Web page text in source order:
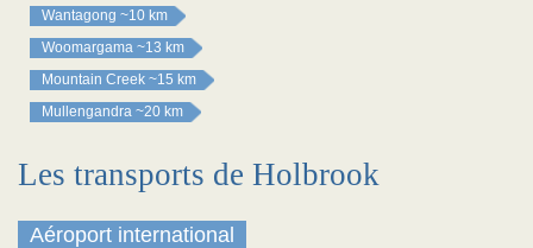
Wantagong ~10 km
Woomargama ~13 km
Mountain Creek ~15 km
Mullengandra ~20 km
Les transports de Holbrook
Aéroport international